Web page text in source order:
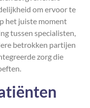
om ervoor te
het juiste moment
tussen specialisten,
betrokken partijen
zorg die